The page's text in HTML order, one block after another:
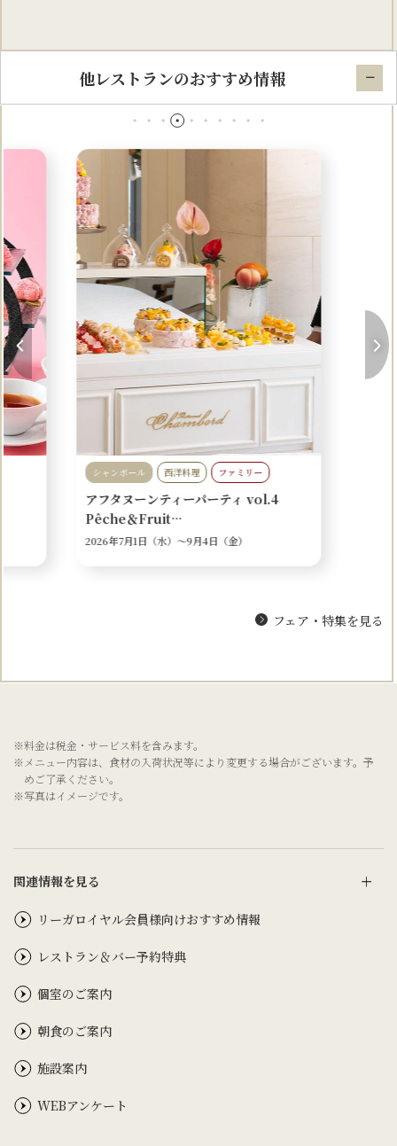
他レストランのおすすめ情報
シャンボール 西洋料理
ファミリー
女子会
パーティ 記念日 個室あり
アフタヌーンティーパーティ vol.4
Pêche＆Fruit…
2026年7月1日（水）〜9月4日（金）
フェア・特集を見る
※料金は税金・サービス料を含みます。
※メニュー内容は、食材の入荷状況等により変更する場合がございます。予
めご了承ください。
※写真はイメージです。
関連情報を見る
リーガロイヤル会員様向けおすすめ情報
レストラン＆バー予約特典
個室のご案内
朝食のご案内
施設案内
WEBアンケート